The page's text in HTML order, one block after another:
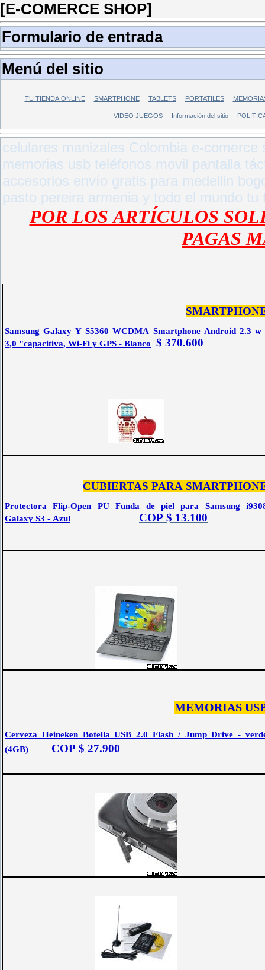
[E-COMERCE SHOP]
Formulario de entrada
Menú del sitio
TU TIENDA ONLINE SMARTPHONE TABLETS PORTATILES
VIDEO JUEGOS Información del sitio
celulares manizales Colombia e-comerce
memorias usb teléfonos movil pantalla
accesorios envío gratis para medellin
pasto pereira armenia y todo el mundo tu
POR LOS ARTÍCULOS
PAGAS
Samsung Galaxy Y S5360 WCDMA Smartphone Android 2.3 w
3,0 "capacitiva, Wi-Fi y GPS - Blanco
$ 370.600
CUBIERTAS PARA
Protectora Flip-Open PU Funda de piel para Samsung
Galaxy S3 - Azul
COP $ 13.100
MEMORIAS
Cerveza Heineken Botella USB 2.0 Flash / Jump Drive -
(4GB)
COP $ 27.900